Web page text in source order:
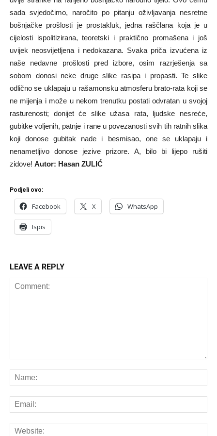
sada svjedočimo, naročito po pitanju oživljavanja nesretne
bošnjačke prošlosti je prostakluk, jedna raščlana koja je u
cijelosti ispolitizirana, teoretski i praktično promašena i još
uvijek neosvijetljena i nedokazana. Svaka priča izvućena iz
naše nedavne prošlosti pred izbore, osim razrješenja sa
sobom donosi neke druge slike rasipa i propasti. Te slike
odlično se uklapaju u rašamonsku atmosferu brato-rata koji se
ne mijenja i može u nekom trenutku postati odvratan u svojoj
rasturenosti; donijet će slike užasa rata, ljudske nesreće,
gubitke voljenih, patnje i rane u povezanosti svih tih ratnih slika
koji donose gubitak nade i besmisao, one se uklapaju i
nenametljivo donose jezive prizore. A, bilo bi lijepo rušiti
zidove! Autor: Hasan ZULIĆ
Podjeli ovo:
Facebook X WhatsApp
Ispis
LEAVE A REPLY